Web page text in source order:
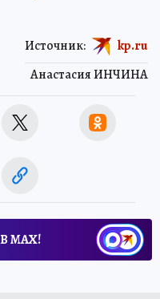
Анастасия ИНЧИНА
Источник: kp.ru
МАХ!